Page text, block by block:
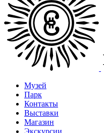
Музей
Парк
Контакты
Выставки
Магазин